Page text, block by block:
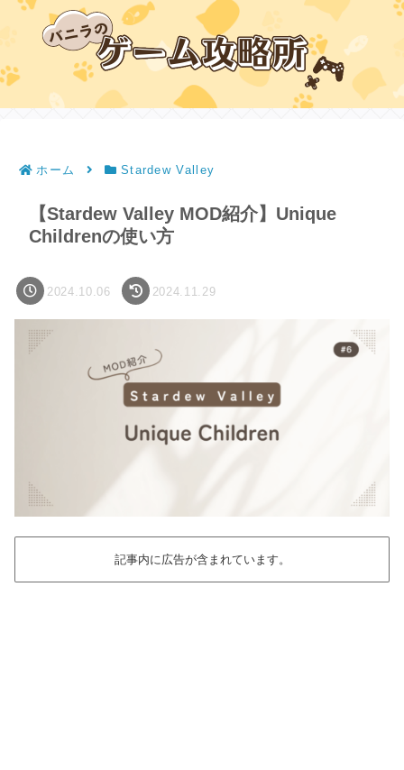
ホーム Stardew Valley
【Stardew Valley MOD紹介】Unique
Childrenの使い方
2024.10.06 2024.11.29
記事内に広告が含まれています。